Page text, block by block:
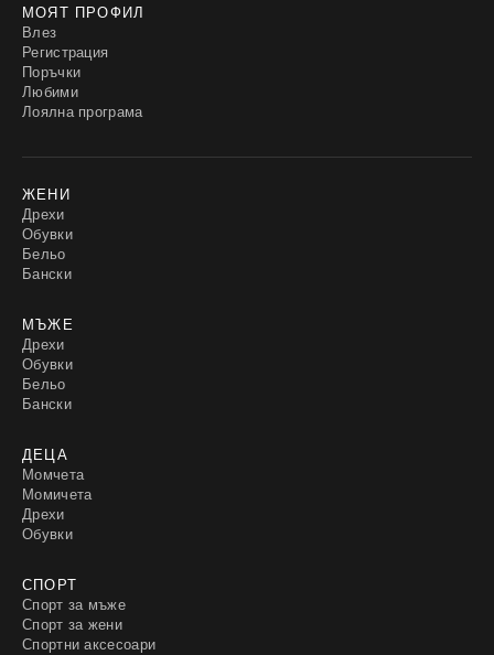
МОЯТ ПРОФИЛ
Влез
Регистрация
Поръчки
Любими
Лоялна програма
ЖЕНИ
Дрехи
Обувки
Бельо
Бански
МЪЖЕ
Дрехи
Обувки
Бельо
Бански
ДЕЦА
Момчета
Момичета
Дрехи
Обувки
СПОРТ
Спорт за мъже
Спорт за жени
Спортни аксесоари